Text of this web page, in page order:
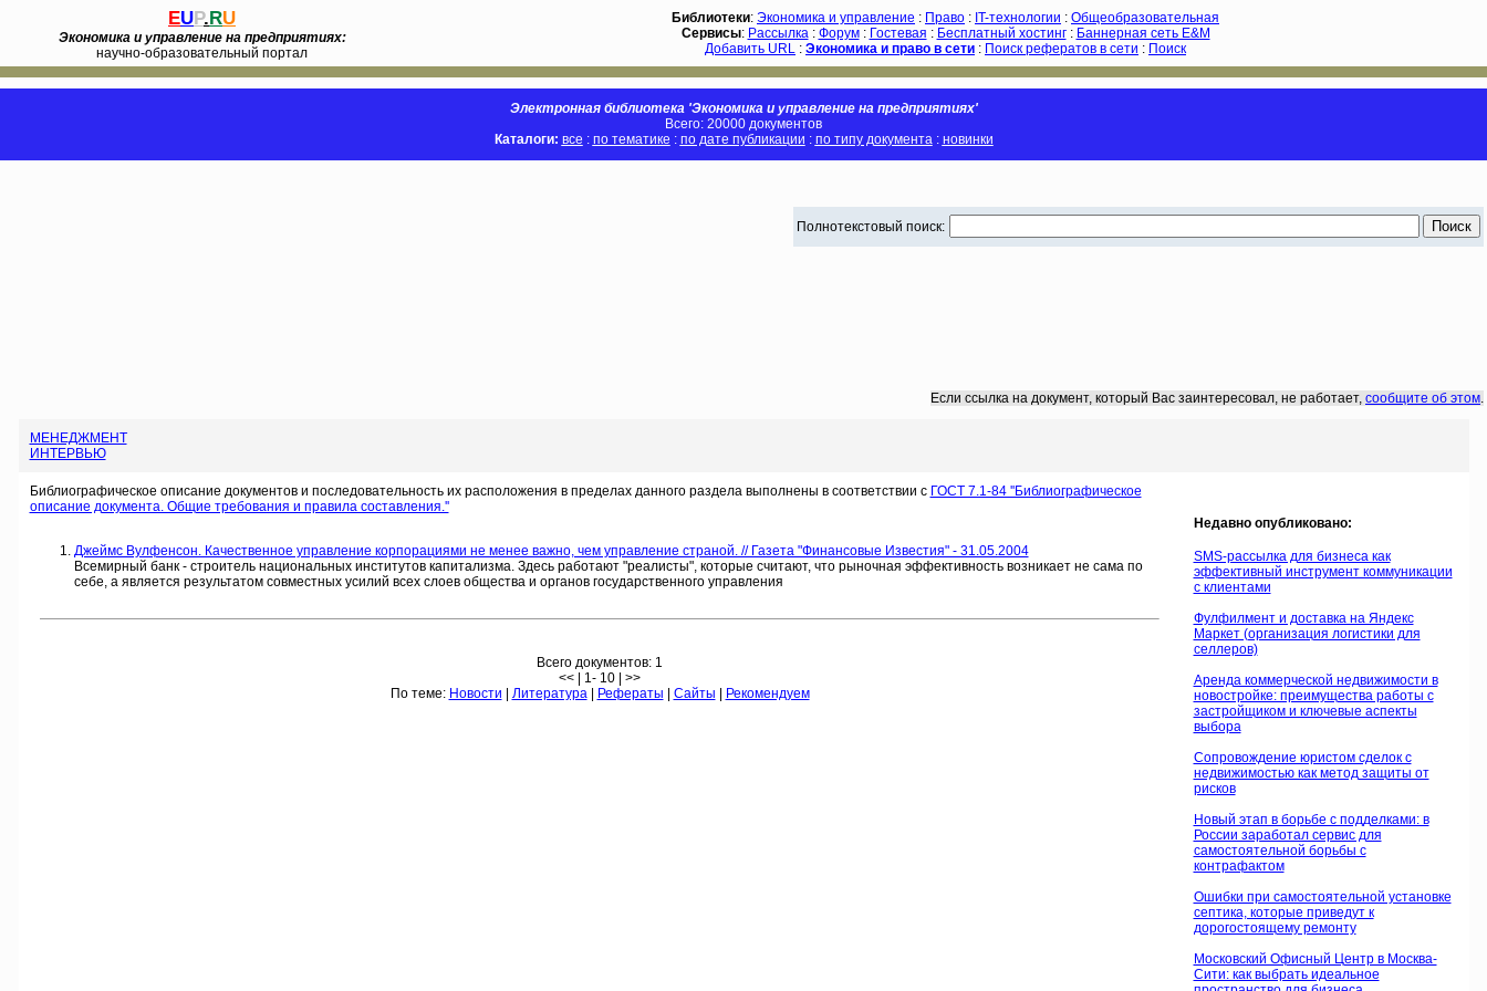
EUP.RU
Экономика и управление на предприятиях:
научно-образовательный портал
Библиотеки: Экономика и управление : Право : IT-технологии : Общеобразовательная
Сервисы: Рассылка: Форум: Гостевая : Бесплатный хостинг: Баннерная сеть E&M
Добавить URL : Экономика и право в сети : Поиск рефератов в сети : Поиск
Электронная библиотека 'Экономика и управление на предприятиях'
Всего: 20000 документов
Каталоги: все : по тематике : по дате публикации : по типу документа: новинки
Полнотекстовый поиск:
Если ссылка на документ, который Вас заинтересовал, не работает, сообщите об этом.
МЕНЕДЖМЕНТ
ИНТЕРВЬЮ
Библиографическое описание документов и последовательность их расположения в пределах данного раздела выполнены в соответствии с ГОСТ 7.1-84 ''Библиографическое
описание документа. Общие требования и правила составления.''
Джеймс Вулфенсон. Качественное управление корпорациями не менее важно, чем управление страной. // Газета "Финансовые Известия" - 31.05.2004
Всемирный банк - строитель национальных институтов капитализма. Здесь работают "реалисты", которые считают, что рыночная эффективность возникает не сама по
себе, а является результатом совместных усилий всех слоев общества и органов государственного управления
Всего документов: 1
<< | 1- 10 | >>
По теме: Новости Литература| Рефераты Сайты Рекомендуем
Недавно опубликовано:
SMS-рассылка для бизнеса как
эффективный инструмент коммуникации
с клиентами
Фулфилмент и доставка на Яндекс
Маркет (организация логистики для
селлеров)
Аренда коммерческой недвижимости в
новостройке: преимущества работы с
застройщиком и ключевые аспекты
выбора
Сопровождение юристом сделок с
недвижимостью как метод защиты от
рисков
Новый этап в борьбе с подделками: в
России заработал сервис для
самостоятельной борьбы с
контрафактом
Ошибки при самостоятельной установке
септика, которые приведут к
дорогостоящему ремонту
Московский Офисный Центр в Москва-
Сити: как выбрать идеальное